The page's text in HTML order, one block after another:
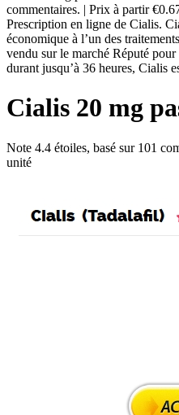
commentaires. | Prix à partir
Prescription en ligne de Cialis.
économique à l’un des
vendu sur le marché Réputé
durant jusqu’à 36 heures, Cialis
Cialis 20 mg
Note 4.4 étoiles, basé sur 101
unité